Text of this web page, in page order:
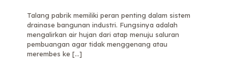
Talang pabrik memiliki peran penting dalam sistem
drainase bangunan industri. Fungsinya adalah
mengalirkan air hujan dari atap menuju saluran
pembuangan agar tidak menggenang atau
merembes ke […]